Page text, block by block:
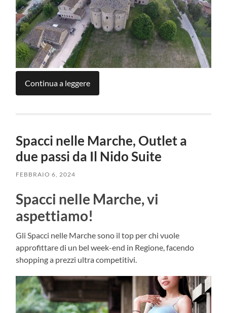
Continua a leggere
Spacci nelle Marche, Outlet a
due passi da Il Nido Suite
FEBBRAIO 6, 2024
Spacci nelle Marche, vi
aspettiamo!
Gli Spacci nelle Marche sono il top per chi vuole
approfittare di un bel week-end in Regione, facendo
shopping a prezzi ultra competitivi.